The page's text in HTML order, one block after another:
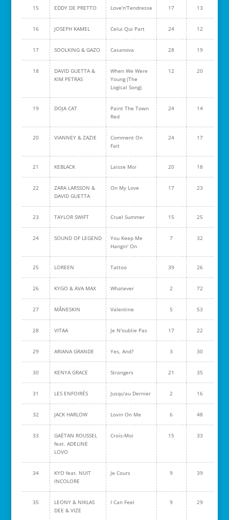
15 EDDY DE PRETTO Love'n'Tendresse 17 13
16 JOSEPH KAMEL Celui Qui Part 24 12
17 SOOLKING & GAZO Casanova 28 19
18
DAVID GUETTA &
KIM PETRAS
When We Were
Young (The
Logical Song)
12 20
19 DOJA CAT
Paint The Town
Red
24 14
20 VIANNEY & ZAZIE
Comment On
Fait
24 17
21 KEBLACK Laisse Moi 20 18
22
ZARA LARSSON &
DAVID GUETTA
On My Love 17 23
23 TAYLOR SWIFT Cruel Summer 15 25
24 SOUND OF LEGEND
You Keep Me
Hangin' On
7 32
25 LOREEN Tattoo 39 26
26 KYGO & AVA MAX Whatever 2 72
27 MÅNESKIN Valentine 5 53
28 VITAA Je N'oublie Pas 17 22
29 ARIANA GRANDE Yes, And? 3 30
30 KENYA GRACE Strangers 21 35
31 LES ENFOIRÉS Jusqu'au Dernier 2 16
32 JACK HARLOW Lovin On Me 6 48
33
GAËTAN ROUSSEL
feat. ADELINE
LOVO
Crois-Moi 15 33
34
KYO feat. NUIT
INCOLORE
Je Cours 9 39
35
LEONY & NIKLAS
DEE & VIZE
I Can Feel 9 29